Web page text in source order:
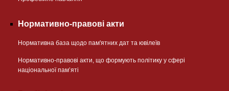
Нормативно-правові акти
Нормативна база щодо пам'ятних дат та ювілеїв
Нормативно-правові акти, що формують політику у сфері
національної памʼяті